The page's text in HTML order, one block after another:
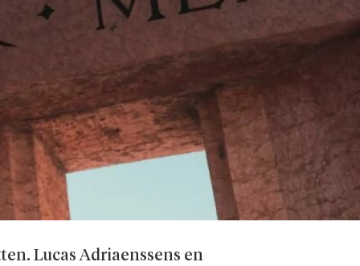
Lucas Adriaenssens en